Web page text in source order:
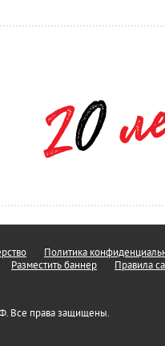
Политика
Разместить баннер Правила
Все права защищены.